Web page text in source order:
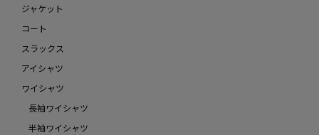
ジャケット
コート
スラックス
アイシャツ
ワイシャツ
長袖ワイシャツ
半袖ワイシャツ